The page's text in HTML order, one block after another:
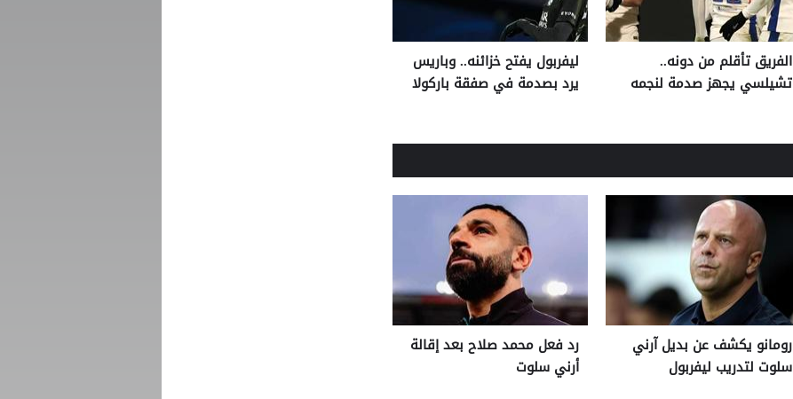
الفريق تأقلم من دونه..
تشيلسي يجهز صدمة لنجمه
ليفربول يفتح خزائنه.. وباريس
يرد بصدمة في صفقة باركولا
رومانو يكشف عن بديل آرني
سلوت لتدريب ليفربول
رد فعل محمد صلاح بعد إقالة
أرني سلوت